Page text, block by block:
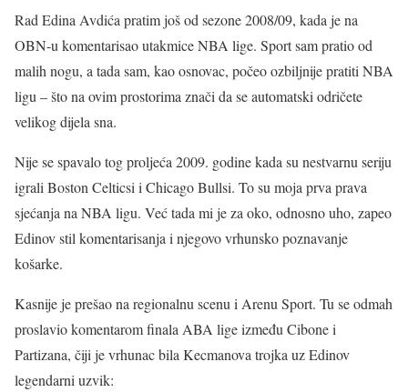
Rad Edina Avdića pratim još od sezone 2008/09, kada je na
OBN-u komentarisao utakmice NBA lige. Sport sam pratio od
malih nogu, a tada sam, kao osnovac, počeo ozbiljnije pratiti NBA
ligu – što na ovim prostorima znači da se automatski odričete
velikog dijela sna.
Nije se spavalo tog proljeća 2009. godine kada su nestvarnu seriju
igrali Boston Celticsi i Chicago Bullsi. To su moja prva prava
sjećanja na NBA ligu. Već tada mi je za oko, odnosno uho, zapeo
Edinov stil komentarisanja i njegovo vrhunsko poznavanje
košarke.
Kasnije je prešao na regionalnu scenu i Arenu Sport. Tu se odmah
proslavio komentarom finala ABA lige između Cibone i
Partizana, čiji je vrhunac bila Kecmanova trojka uz Edinov
legendarni uzvik: